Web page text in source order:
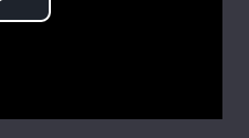
Play